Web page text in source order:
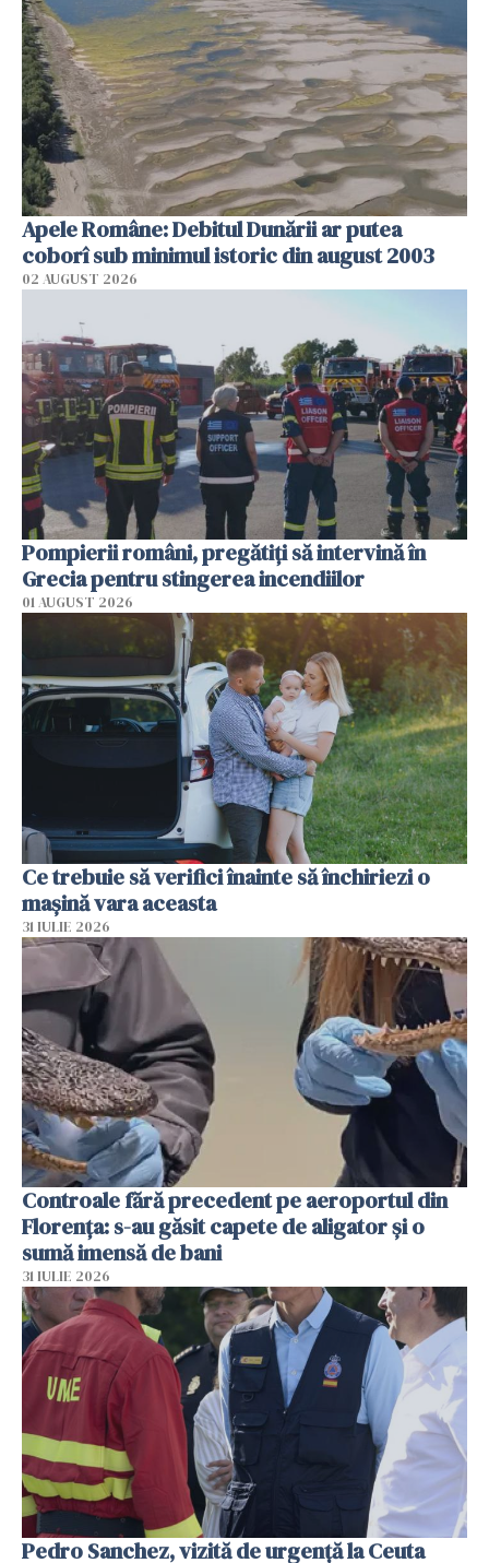
Apele Române: Debitul Dunării ar putea
coborî sub minimul istoric din august 2003
02 AUGUST 2026
Pompierii români, pregătiţi să intervină în
Grecia pentru stingerea incendiilor
01 AUGUST 2026
Ce trebuie să verifici înainte să închiriezi o
mașină vara aceasta
31 IULIE 2026
Controale fără precedent pe aeroportul din
Florența: s-au găsit capete de aligator și o
sumă imensă de bani
31 IULIE 2026
Pedro Sanchez, vizită de urgență la Ceuta